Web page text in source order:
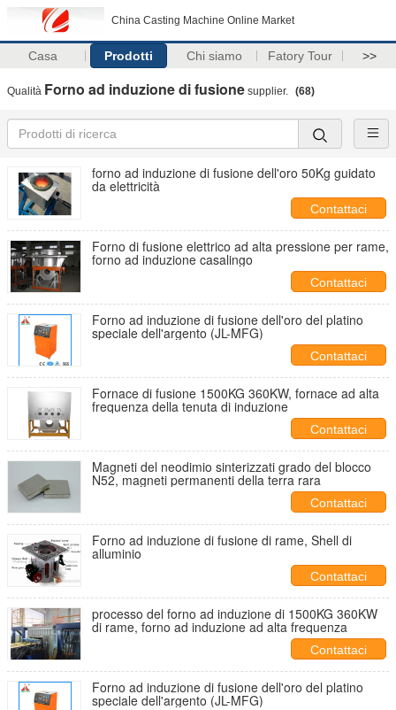
China Casting Machine Online Market
Casa Prodotti Chi siamo Fatory Tour >>
Qualità Forno ad induzione di fusione supplier. (68)
forno ad induzione di fusione dell'oro 50Kg guidato
da elettricità
Contattaci
Forno di fusione elettrico ad alta pressione per rame,
forno ad induzione casalingo
Contattaci
Forno ad induzione di fusione dell'oro del platino
speciale dell'argento (JL-MFG)
Contattaci
Fornace di fusione 1500KG 360KW, fornace ad alta
frequenza della tenuta di induzione
Contattaci
Magneti del neodimio sinterizzati grado del blocco
N52, magneti permanenti della terra rara
Contattaci
Forno ad induzione di fusione di rame, Shell di
alluminio
Contattaci
processo del forno ad induzione di 1500KG 360KW
di rame, forno ad induzione ad alta frequenza
Contattaci
Forno ad induzione di fusione dell'oro del platino
speciale dell'argento (JL-MFG)